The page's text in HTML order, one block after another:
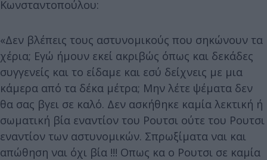
Κωνσταντοπούλου:
«Δεν βλέπεις τους αστυνομικούς που σηκώνουν τα
χέρια; Εγώ ήμουν εκεί ακριβώς όπως και δεκάδες
συγγενείς και το είδαμε και εσύ δείχνεις με μια
κάμερα από τα δέκα μέτρα; Μην λέτε ψέματα δεν
θα σας βγει σε καλό. Δεν ασκήθηκε καμία λεκτική ή
σωματική βία εναντίον του Ρουτσι ούτε του Ρουτσι
εναντίον των αστυνομικών. Σπρωξίματα ναι και
απώθηση ναι όχι βία !!! Οπως κα ο Ρουτσι σε καμία